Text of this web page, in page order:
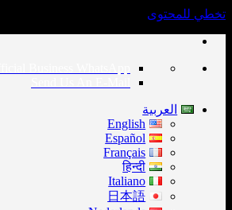
تخطي للمحتوى
العربية
English
Español
Français
हिन्दी
Italiano
日本語